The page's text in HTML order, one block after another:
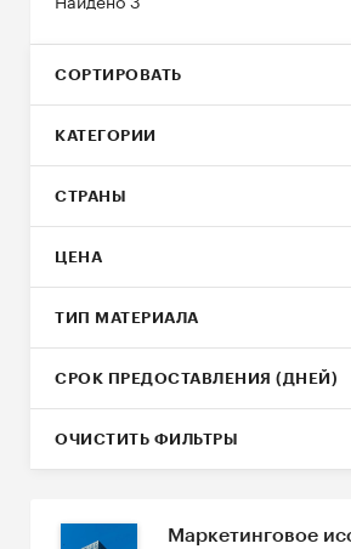
СОРТИРОВАТЬ
КАТЕГОРИИ
СТРАНЫ
ЦЕНА
ТИП МАТЕРИАЛА
СРОК ПРЕДОСТАВЛЕНИЯ (ДНЕЙ)
ОЧИСТИТЬ ФИЛЬТРЫ
Маркетинговое